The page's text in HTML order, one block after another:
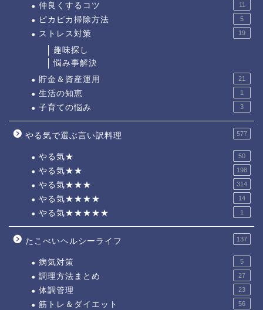
仲良くするコツ 11
ピカピカ掃除方法 5
ストレス対策 19
趣味探し
悩み事解決
貯金＆資産運用
21
生活の知恵 1
子育ての悩み 3
やる気で選ぶ言い訳料理 577
やる気★ 50
やる気★★ 198
やる気★★★ 314
やる気★★★★ 14
やる気★★★★★ 1
たこべいヘルシーライフ 137
病気対策 5
調理方法まとめ 27
体調管理 23
筋トレ＆ダイエット 56